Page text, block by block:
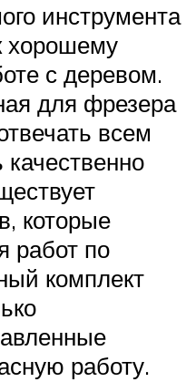
инструмента
хорошему
с деревом.
для фрезера
всем
которые
работ по
комплект
работу.